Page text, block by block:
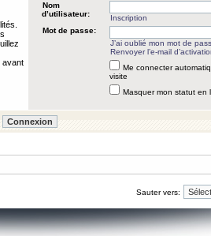
avant
Nom
d’utilisateur:
Inscription
Mot de passe:
J’ai oublié mon mot de
Renvoyer l’e-mail
Me connecter
visite
Masquer mon statut en
Sauter vers: